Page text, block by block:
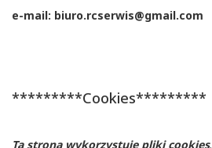
e-mail: biuro.rcserwis@gmail.com
*********Cookies*********
Ta strona wykorzystuje pliki cookies.